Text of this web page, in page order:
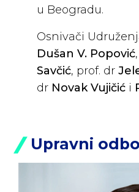
u Beogradu.
Osnivači
Dušan V. Popović
Savčić, prof. dr
dr Novak Vujičić i
Upravni